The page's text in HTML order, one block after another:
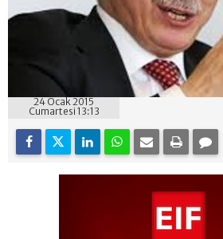
24 Ocak 2015
Cumartesi 13:13